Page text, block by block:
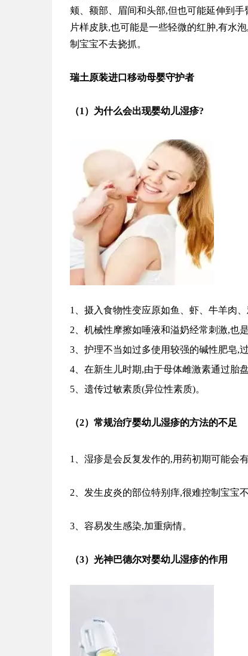
颊、额部、眉间和头部,但也可能延伸到
片样皮肤,也可能是一些轻微的红肿,有水
制宝宝不去挠抓。
瑞土原装进口移动母婴守护者
（1 ） 为什么会出现婴幼儿湿疹?
1、摄入食物性变应原如鱼、虾、牛羊肉、
2、 机械性摩擦如唾液和溢奶经常刺激,也
3、 护理不当如过多使用较强的碱性肥皂,过
4、 在新生儿时期,由于母体雌激素通过胎
5、 遗传过敏素质(异位性素质)。
（2） 常规治疗婴幼儿湿疹的方法的不足
1、湿疹是会反复发作的,用药初期可能会
2 发生皮炎的部位特别痒,很难控制宝宝不
3、容易发生感染,加重病情。
（3）光神巴德尔对婴幼儿湿疹的作用